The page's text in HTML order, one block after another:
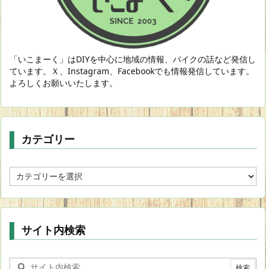
「いこまーく」はDIYを中心に地域の情報、バイクの話など発信し
ています。Ｘ、Instagram、Facebookでも情報発信しています。
よろしくお願いいたします。
カテゴリー
テ
ゴ
リ
ー
サイト内検索